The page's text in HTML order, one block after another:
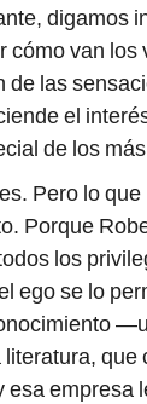
digamos
van los
las
el
de los
Pero lo
Porque
los
ego se lo
empresa